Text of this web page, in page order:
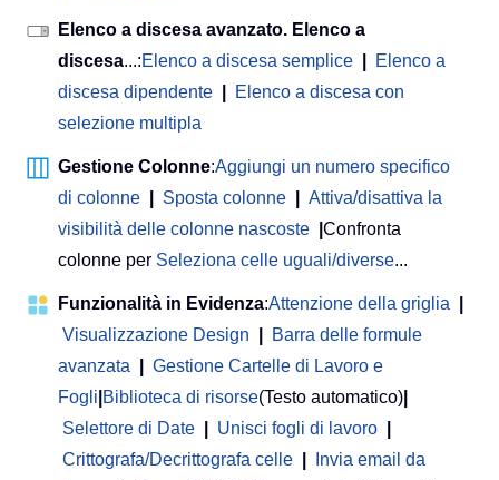
Elenco a discesa avanzato. Elenco a
discesa...:Elenco a discesa semplice
Elenco a
discesa dipendente
Elenco a discesa con
selezione multipla
Gestione Colonne:Aggiungi un numero specifico
di colonne
Sposta colonne
Attiva/disattiva la
visibilità delle colonne nascoste
Confronta
colonne per Seleziona celle uguali/diverse...
Funzionalità in Evidenza:Attenzione della griglia
Visualizzazione Design
Barra delle formule
avanzata
Gestione Cartelle di Lavoro e
Fogli Biblioteca di risorse(Testo automatico)
Selettore di Date
Unisci fogli di lavoro
Crittografa/Decrittografa celle
Invia email da